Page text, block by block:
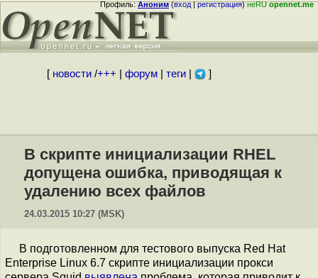
Профиль:Аноним(вход|регистрация)неRUopennet.me
[ новости/+++ форум| теги| ]
В скрипте инициализации RHEL
допущена ошибка, приводящая к
удалению всех файлов
24.03.2015 10:27 (MSK)
В подготовленном для тестового выпуска Red Hat
Enterprise Linux 6.7 скрипте инициализации прокси